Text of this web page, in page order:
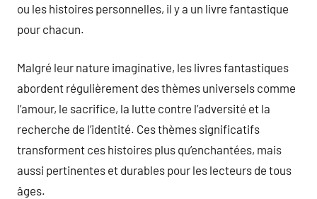
ou les histoires personnelles, il y a un livre fantastique
pour chacun.
Malgré leur nature imaginative, les livres fantastiques
abordent régulièrement des thèmes universels comme
l’amour, le sacrifice, la lutte contre l’adversité et la
recherche de l’identité. Ces thèmes significatifs
transforment ces histoires plus qu’enchantées, mais
aussi pertinentes et durables pour les lecteurs de tous
âges.